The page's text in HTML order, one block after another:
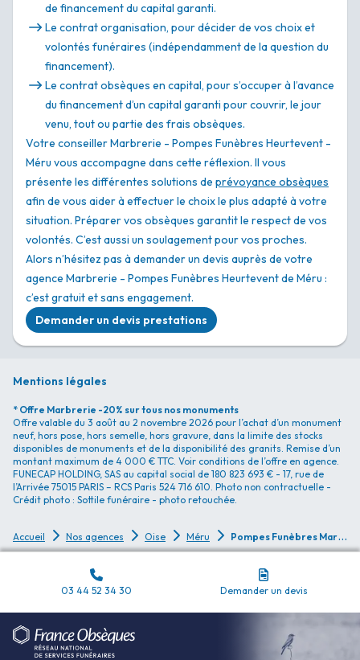
de financement du capital garanti.
Le contrat organisation, pour décider de vos choix et
volontés funéraires (indépendamment de la question du
financement).
Le contrat obsèques en capital, pour s’occuper à l’avance
du financement d’un capital garanti pour couvrir, le jour
venu, tout ou partie des frais obsèques.
Votre conseiller Marbrerie - Pompes Funèbres Heurtevent -
Méru vous accompagne dans cette réflexion. Il vous
présente les différentes solutions de prévoyance obsèques
afin de vous aider à effectuer le choix le plus adapté à votre
situation. Préparer vos obsèques garantit le respect de vos
volontés. C’est aussi un soulagement pour vos proches.
Alors n’hésitez pas à demander un devis auprès de votre
agence Marbrerie - Pompes Funèbres Heurtevent de Méru :
c’est gratuit et sans engagement.
Demander un devis prestations
Mentions légales
* Offre Marbrerie -20% sur tous nos monuments
Offre valable du 3 août au 2 novembre 2026 pour l’achat d’un monument
neuf, hors pose, hors semelle, hors gravure, dans la limite des stocks
disponibles de monuments et de la disponibilité des granits. Remise d’un
montant maximum de 4 000 € TTC. Voir conditions de l’offre en agence.
FUNECAP HOLDING, SAS au capital social de 180 823 693 € - 17, rue de
l’Arrivée 75015 PARIS – RCS Paris 524 716 610. Photo non contractuelle -
Crédit photo : Sottile funéraire - photo retouchée.
Accueil Nos agences Oise Méru P
ompes Funèbres Marbrerie - Pompes Funèbres Heurtevent - Méru
03 44 52 34 30 Demander un devis